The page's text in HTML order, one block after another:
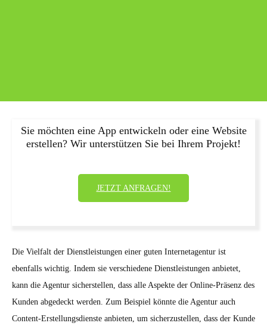
Sie möchten eine App entwickeln oder eine Website
erstellen? Wir unterstützen Sie bei Ihrem Projekt!
JETZT ANFRAGEN!
Die Vielfalt der Dienstleistungen einer guten Internetagentur ist
ebenfalls wichtig. Indem sie verschiedene Dienstleistungen anbietet,
kann die Agentur sicherstellen, dass alle Aspekte der Online-Präsenz des
Kunden abgedeckt werden. Zum Beispiel könnte die Agentur auch
Content-Erstellungsdienste anbieten, um sicherzustellen, dass der Kunde